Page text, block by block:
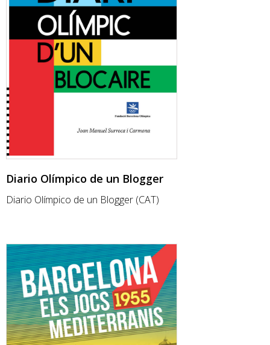
Diario Olímpico de un Blogger
Diario Olímpico de un Blogger (CAT)